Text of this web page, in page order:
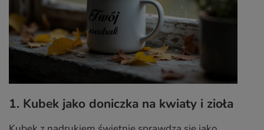
1. Kubek jako doniczka na kwiaty i zioła